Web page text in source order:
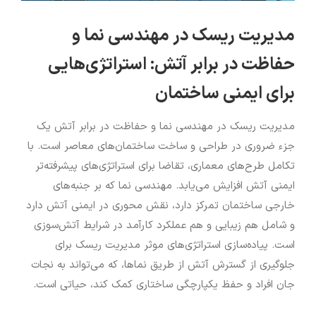
مدیریت ریسک در مهندسی نما و
حفاظت در برابر آتش: استراتژی‌هایی
برای ایمنی ساختمان
مدیریت ریسک در مهندسی نما و حفاظت در برابر آتش یک
جزء ضروری در طراحی و ساخت ساختمان‌های معاصر است. با
تکامل طرح‌های معماری، تقاضا برای استراتژی‌های پیشرفته‌تر
ایمنی آتش افزایش می‌یابد. مهندسی نما که بر جنبه‌های
خارجی ساختمان تمرکز دارد، نقش محوری در ایمنی آتش دارد
و شامل هم زیبایی و هم عملکرد کارآمد در شرایط آتش‌سوزی
است. پیاده‌سازی استراتژی‌های موثر مدیریت ریسک برای
جلوگیری از گسترش آتش از طریق نماها، که می‌تواند به نجات
جان افراد و حفظ یکپارچگی ساختاری کمک کند، حیاتی است.